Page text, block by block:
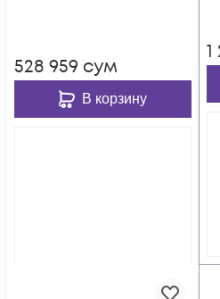
528 959 сум
В корзину